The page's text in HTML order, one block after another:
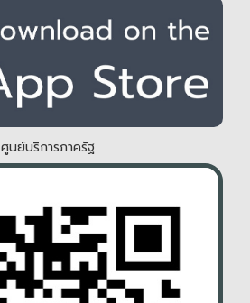
ศูนย์บริการภาครัฐ